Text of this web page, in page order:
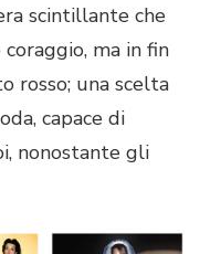
scintillante che
ma in fin
rosso; una scelta
capace di
nonostante gli